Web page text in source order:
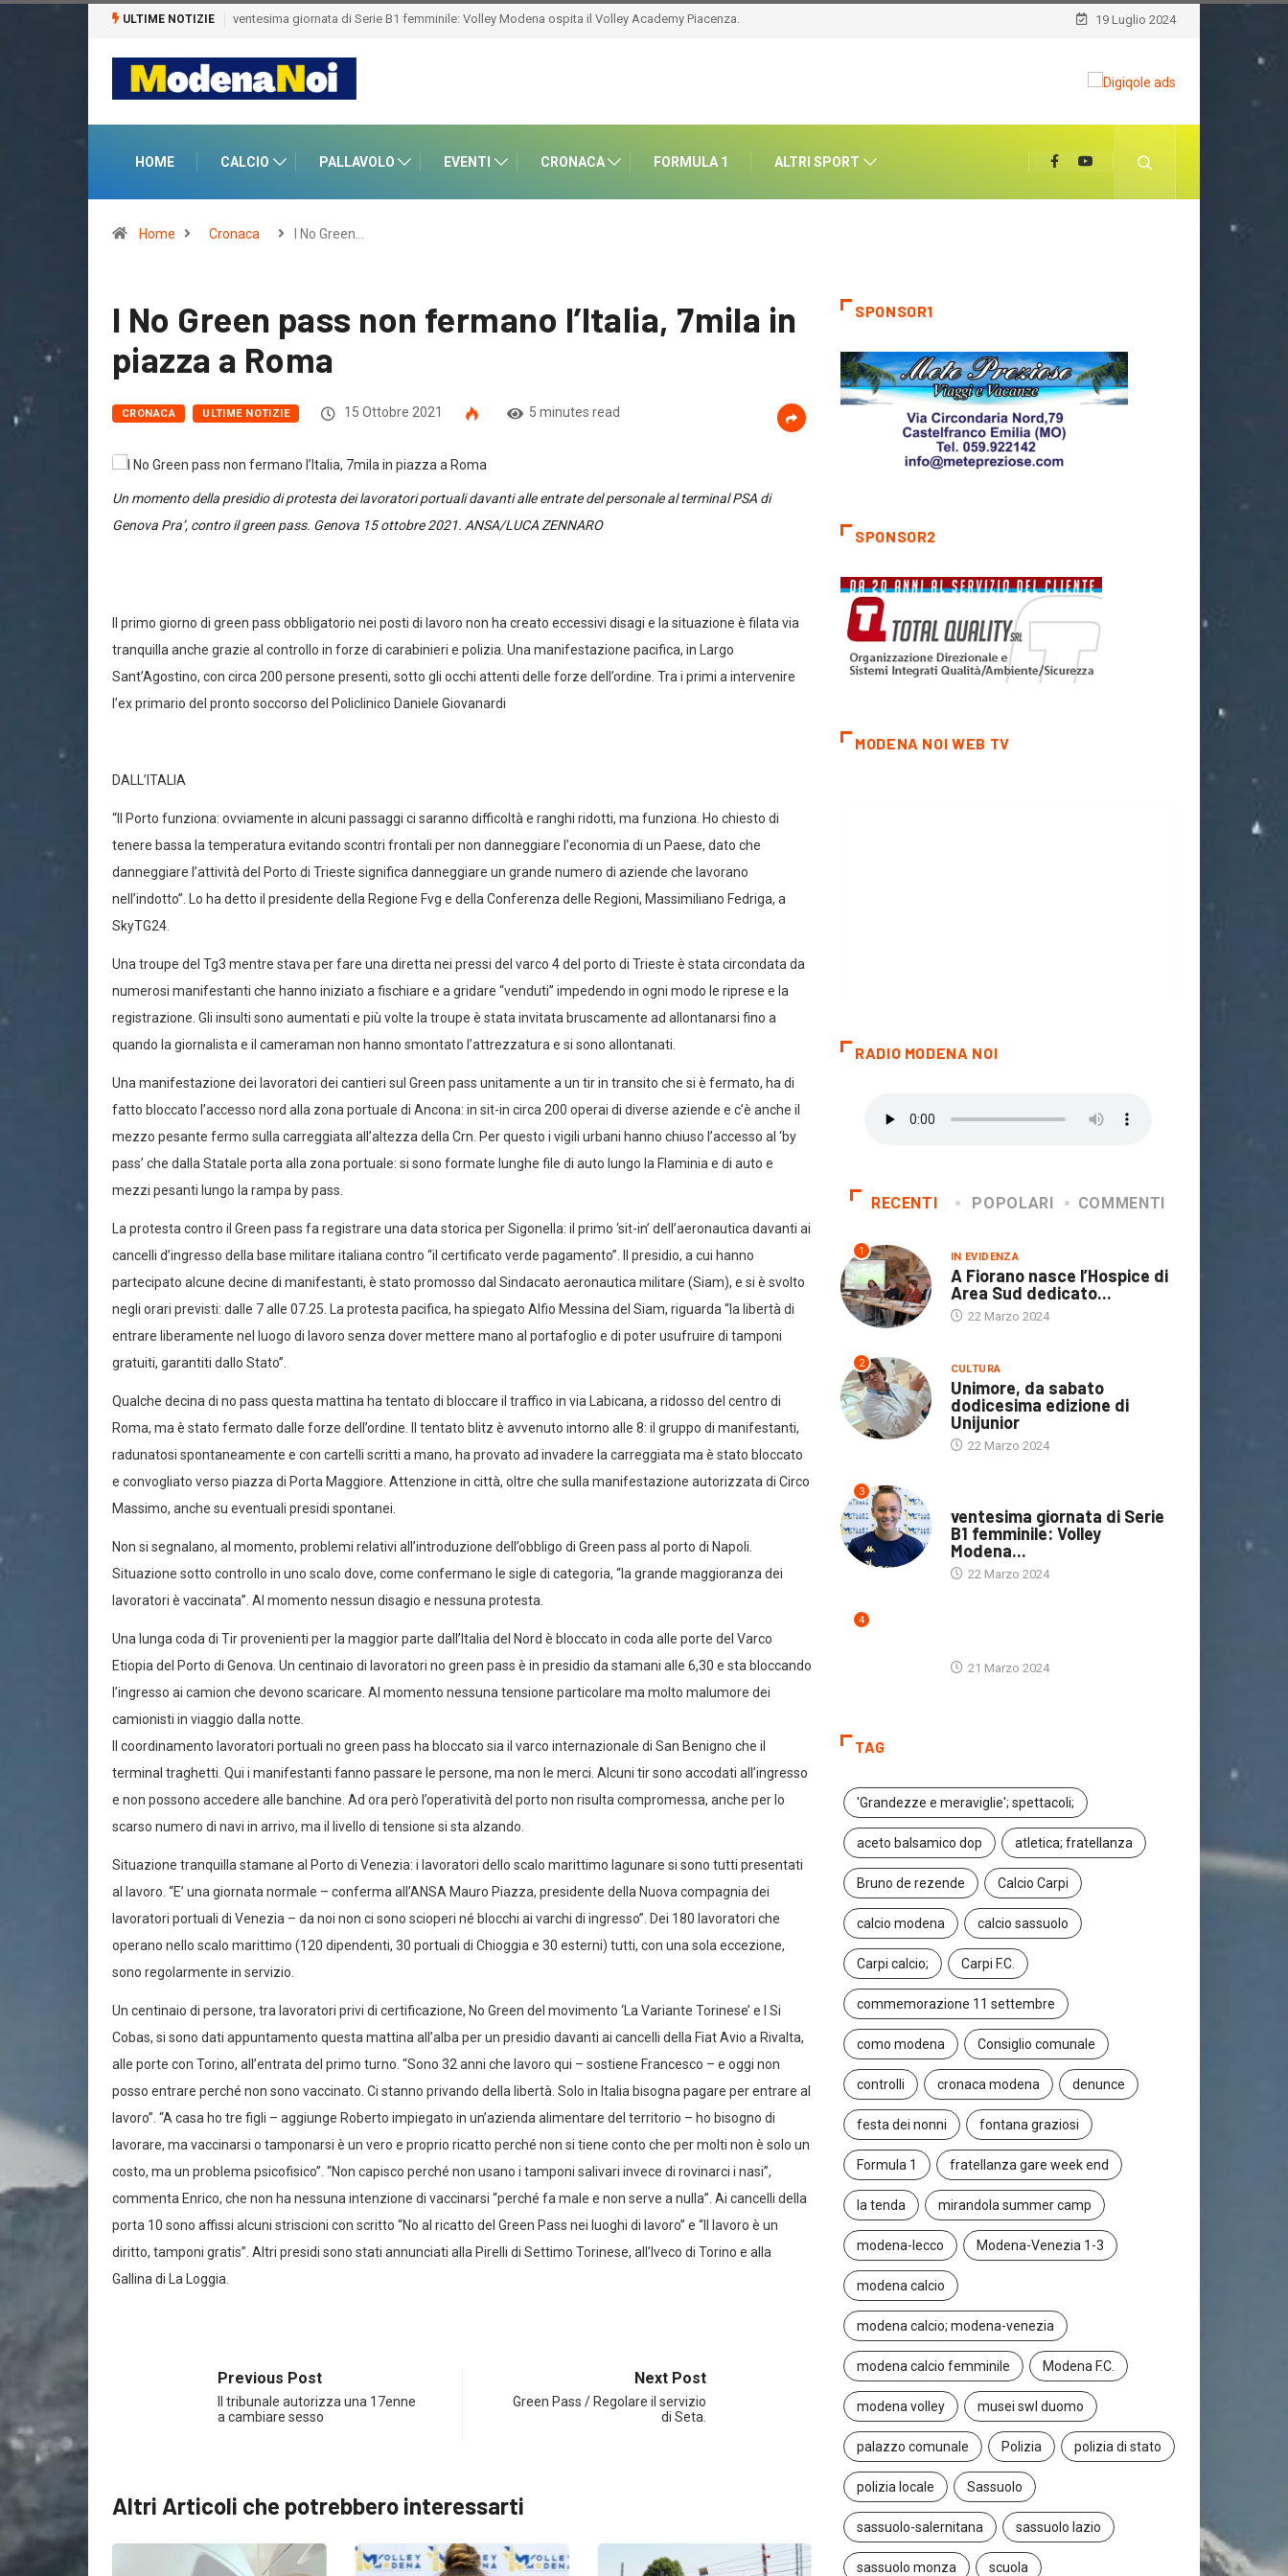
ULTIME NOTIZIE 19 Luglio 2024
HOME CALCIO PALLAVOLO EVENTI CRONACA FORMULA 1 ALTRI SPORT
Home Cronaca I No Green…
I No Green pass non fermano l’Italia, 7mila in
piazza a Roma
CRONACA ULTIME NOTIZIE 15 Ottobre 2021 5 minutes read
Un momento della presidio di protesta dei lavoratori portuali davanti alle entrate del personale al terminal PSA di
Genova Pra’, contro il green pass. Genova 15 ottobre 2021. ANSA/LUCA ZENNARO
Il primo giorno di green pass obbligatorio nei posti di lavoro non ha creato eccessivi disagi e la situazione è filata via
tranquilla anche grazie al controllo in forze di carabinieri e polizia. Una manifestazione pacifica, in Largo
Sant’Agostino, con circa 200 persone presenti, sotto gli occhi attenti delle forze dell’ordine. Tra i primi a intervenire
l’ex primario del pronto soccorso del Policlinico Daniele Giovanardi
DALL’ITALIA
“Il Porto funziona: ovviamente in alcuni passaggi ci saranno difficoltà e ranghi ridotti, ma funziona. Ho chiesto di
tenere bassa la temperatura evitando scontri frontali per non danneggiare l’economia di un Paese, dato che
danneggiare l’attività del Porto di Trieste significa danneggiare un grande numero di aziende che lavorano
nell’indotto”. Lo ha detto il presidente della Regione Fvg e della Conferenza delle Regioni, Massimiliano Fedriga, a
SkyTG24.
Una troupe del Tg3 mentre stava per fare una diretta nei pressi del varco 4 del porto di Trieste è stata circondata da
numerosi manifestanti che hanno iniziato a fischiare e a gridare “venduti” impedendo in ogni modo le riprese e la
registrazione. Gli insulti sono aumentati e più volte la troupe è stata invitata bruscamente ad allontanarsi fino a
quando la giornalista e il cameraman non hanno smontato l’attrezzatura e si sono allontanati.
Una manifestazione dei lavoratori dei cantieri sul Green pass unitamente a un tir in transito che si è fermato, ha di
fatto bloccato l’accesso nord alla zona portuale di Ancona: in sit-in circa 200 operai di diverse aziende e c’è anche il
mezzo pesante fermo sulla carreggiata all’altezza della Crn. Per questo i vigili urbani hanno chiuso l’accesso al ‘by
pass’ che dalla Statale porta alla zona portuale: si sono formate lunghe file di auto lungo la Flaminia e di auto e
mezzi pesanti lungo la rampa by pass.
La protesta contro il Green pass fa registrare una data storica per Sigonella: il primo ‘sit-in’ dell’aeronautica davanti ai
cancelli d’ingresso della base militare italiana contro “il certificato verde pagamento”. Il presidio, a cui hanno
partecipato alcune decine di manifestanti, è stato promosso dal Sindacato aeronautica militare (Siam), e si è svolto
negli orari previsti: dalle 7 alle 07.25. La protesta pacifica, ha spiegato Alfio Messina del Siam, riguarda “la libertà di
entrare liberamente nel luogo di lavoro senza dover mettere mano al portafoglio e di poter usufruire di tamponi
gratuiti, garantiti dallo Stato”.
Qualche decina di no pass questa mattina ha tentato di bloccare il traffico in via Labicana, a ridosso del centro di
Roma, ma è stato fermato dalle forze dell’ordine. Il tentato blitz è avvenuto intorno alle 8: il gruppo di manifestanti,
radunatosi spontaneamente e con cartelli scritti a mano, ha provato ad invadere la carreggiata ma è stato bloccato
e convogliato verso piazza di Porta Maggiore. Attenzione in città, oltre che sulla manifestazione autorizzata di Circo
Massimo, anche su eventuali presidi spontanei.
Non si segnalano, al momento, problemi relativi all’introduzione dell’obbligo di Green pass al porto di Napoli.
Situazione sotto controllo in uno scalo dove, come confermano le sigle di categoria, “la grande maggioranza dei
lavoratori è vaccinata”. Al momento nessun disagio e nessuna protesta.
Una lunga coda di Tir provenienti per la maggior parte dall’Italia del Nord è bloccato in coda alle porte del Varco
Etiopia del Porto di Genova. Un centinaio di lavoratori no green pass è in presidio da stamani alle 6,30 e sta bloccando
l’ingresso ai camion che devono scaricare. Al momento nessuna tensione particolare ma molto malumore dei
camionisti in viaggio dalla notte.
Il coordinamento lavoratori portuali no green pass ha bloccato sia il varco internazionale di San Benigno che il
terminal traghetti. Qui i manifestanti fanno passare le persone, ma non le merci. Alcuni tir sono accodati all’ingresso
e non possono accedere alle banchine. Ad ora però l’operatività del porto non risulta compromessa, anche per lo
scarso numero di navi in arrivo, ma il livello di tensione si sta alzando.
Situazione tranquilla stamane al Porto di Venezia: i lavoratori dello scalo marittimo lagunare si sono tutti presentati
al lavoro. “E’ una giornata normale – conferma all’ANSA Mauro Piazza, presidente della Nuova compagnia dei
lavoratori portuali di Venezia – da noi non ci sono scioperi né blocchi ai varchi di ingresso”. Dei 180 lavoratori che
operano nello scalo marittimo (120 dipendenti, 30 portuali di Chioggia e 30 esterni) tutti, con una sola eccezione,
sono regolarmente in servizio.
Un centinaio di persone, tra lavoratori privi di certificazione, No Green del movimento ‘La Variante Torinese’ e I Si
Cobas, si sono dati appuntamento questa mattina all’alba per un presidio davanti ai cancelli della Fiat Avio a Rivalta,
alle porte con Torino, all’entrata del primo turno. “Sono 32 anni che lavoro qui – sostiene Francesco – e oggi non
posso entrare perché non sono vaccinato. Ci stanno privando della libertà. Solo in Italia bisogna pagare per entrare al
lavoro”. “A casa ho tre figli – aggiunge Roberto impiegato in un’azienda alimentare del territorio – ho bisogno di
lavorare, ma vaccinarsi o tamponarsi è un vero e proprio ricatto perché non si tiene conto che per molti non è solo un
costo, ma un problema psicofisico”. “Non capisco perché non usano i tamponi salivari invece di rovinarci i nasi”,
commenta Enrico, che non ha nessuna intenzione di vaccinarsi “perché fa male e non serve a nulla”. Ai cancelli della
porta 10 sono affissi alcuni striscioni con scritto “No al ricatto del Green Pass nei luoghi di lavoro” e “Il lavoro è un
diritto, tamponi gratis”. Altri presidi sono stati annunciati alla Pirelli di Settimo Torinese, all’Iveco di Torino e alla
Gallina di La Loggia.
Previous Post
Il tribunale autorizza una 17enne
a cambiare sesso
Next Post
Green Pass / Regolare il servizio
di Seta.
Altri Articoli che potrebbero interessarti
SPONSOR1
SPONSOR2
MODENA NOI WEB TV
RADIO MODENA NOI
RECENTI POPOLARI COMMENTI
1 IN EVIDENZA
A Fiorano nasce l’Hospice di
Area Sud dedicato...
22 Marzo 2024
2 CULTURA
Unimore, da sabato
dodicesima edizione di
Unijunior
22 Marzo 2024
3
ventesima giornata di Serie
B1 femminile: Volley
Modena...
22 Marzo 2024
4
21 Marzo 2024
TAG
'Grandezze e meraviglie'; spettacoli;
aceto balsamico dop atletica; fratellanza
Bruno de rezende Calcio Carpi
calcio modena calcio sassuolo
Carpi calcio; Carpi F.C.
commemorazione 11 settembre
como modena Consiglio comunale
controlli cronaca modena denunce
festa dei nonni fontana graziosi
Formula 1 fratellanza gare week end
la tenda mirandola summer camp
modena-lecco Modena-Venezia 1-3
modena calcio
modena calcio; modena-venezia
modena calcio femminile Modena F.C.
modena volley musei swl duomo
palazzo comunale Polizia polizia di stato
polizia locale Sassuolo
sassuolo-salernitana sassuolo lazio
sassuolo monza scuola